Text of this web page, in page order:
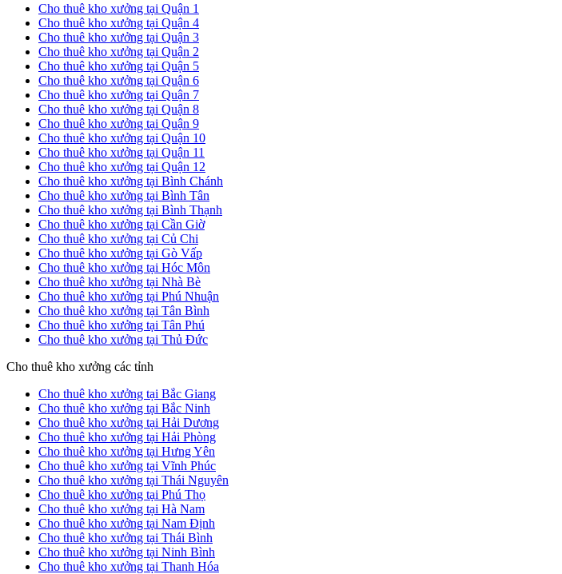
Cho thuê kho xưởng tại Quận 1
Cho thuê kho xưởng tại Quận 4
Cho thuê kho xưởng tại Quận 3
Cho thuê kho xưởng tại Quận 2
Cho thuê kho xưởng tại Quận 5
Cho thuê kho xưởng tại Quận 6
Cho thuê kho xưởng tại Quận 7
Cho thuê kho xưởng tại Quận 8
Cho thuê kho xưởng tại Quận 9
Cho thuê kho xưởng tại Quận 10
Cho thuê kho xưởng tại Quận 11
Cho thuê kho xưởng tại Quận 12
Cho thuê kho xưởng tại Bình Chánh
Cho thuê kho xưởng tại Bình Tân
Cho thuê kho xưởng tại Bình Thạnh
Cho thuê kho xưởng tại Cần Giờ
Cho thuê kho xưởng tại Củ Chi
Cho thuê kho xưởng tại Gò Vấp
Cho thuê kho xưởng tại Hóc Môn
Cho thuê kho xưởng tại Nhà Bè
Cho thuê kho xưởng tại Phú Nhuận
Cho thuê kho xưởng tại Tân Bình
Cho thuê kho xưởng tại Tân Phú
Cho thuê kho xưởng tại Thủ Đức
Cho thuê kho xưởng các tỉnh
Cho thuê kho xưởng tại Bắc Giang
Cho thuê kho xưởng tại Bắc Ninh
Cho thuê kho xưởng tại Hải Dương
Cho thuê kho xưởng tại Hải Phòng
Cho thuê kho xưởng tại Hưng Yên
Cho thuê kho xưởng tại Vĩnh Phúc
Cho thuê kho xưởng tại Thái Nguyên
Cho thuê kho xưởng tại Phú Thọ
Cho thuê kho xưởng tại Hà Nam
Cho thuê kho xưởng tại Nam Định
Cho thuê kho xưởng tại Thái Bình
Cho thuê kho xưởng tại Ninh Bình
Cho thuê kho xưởng tại Thanh Hóa